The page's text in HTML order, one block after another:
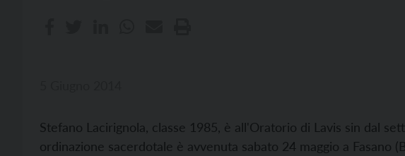
Stefano Lacirignola, classe 1985, è all'Oratorio di Lavis sin dal
ordinazione sacerdotale è avvenuta sabato 24 maggio a Fasano